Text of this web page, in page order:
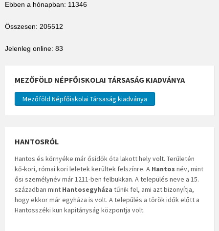
Ebben a hónapban: 11346
Összesen: 205512
Jelenleg online: 83
MEZŐFÖLD NÉPFŐISKOLAI TÁRSASÁG KIADVÁNYA
Mezőföld Népfőiskolai Társaság kiadványa
HANTOSRÓL
Hantos és környéke már ősidők óta lakott hely volt. Területén
kő-kori, római kori leletek kerültek felszínre. A Hantos név, mint
ősi személynév már 1211-ben felbukkan. A település neve a 15.
században mint Hantosegyháza tűnik fel, ami azt bizonyítja,
hogy ekkor már egyháza is volt. A település a török idők előtt a
Hantosszéki kun kapitányság központja volt.